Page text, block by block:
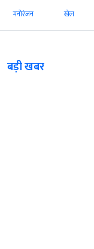
खेल राजनीति
बड़ी खबर